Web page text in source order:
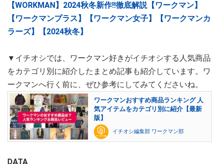
【WORKMAN】2024秋冬新作‼︎徹底解説【ワークマン】
【ワークマンプラス】【ワークマン女子】【ワークマンカ
ラーズ】【2024秋冬】
▼イチオシでは、ワークマン好きがイチオシする人気商品
をカテゴリ別に紹介したまとめ記事も紹介しています。ワ
ークマンへ行く前に、ぜひ参考にしてみてくださいね。
ワークマンおすすめ商品ランキング 人
気アイテムをカテゴリ別に紹介【最新
版】
イチオシ編集部 ワークマン部
DATA